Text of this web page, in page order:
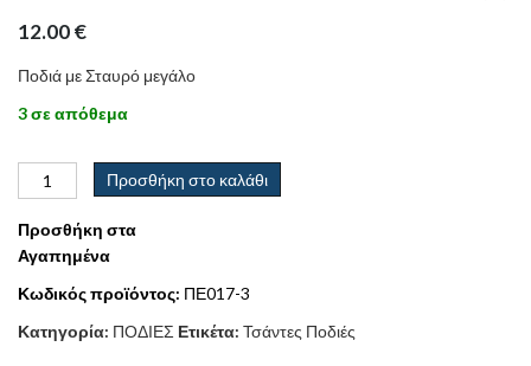
12.00€
Ποδιά με Σταυρό μεγάλο
3 σε απόθεμα
Προσθήκη στο καλάθι
Προσθήκη στα
Αγαπημένα
Κωδικός προϊόντος: ΠΕ017-3
Κατηγορία: ΠΟΔΙΕΣ Ετικέτα: Τσάντες Ποδιές